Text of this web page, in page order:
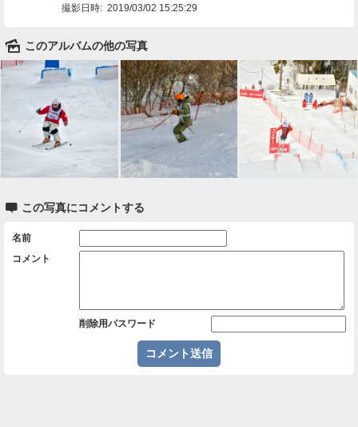
撮影日時: 2019/03/02 15:25:29
🌄 このアルバムの他の写真
 この写真にコメントする
名前
コメント
削除用パスワード